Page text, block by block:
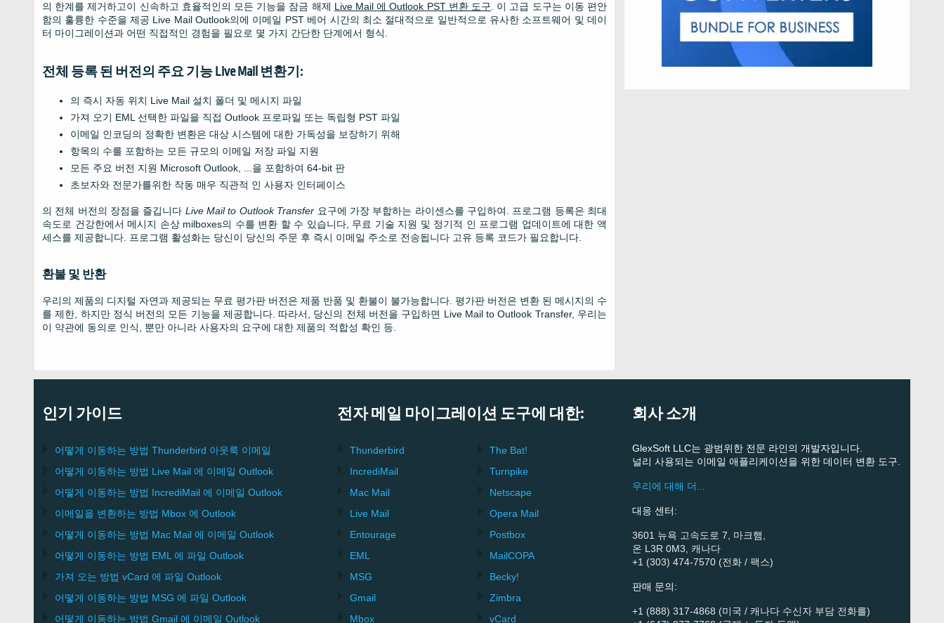
의 한계를 제거하고이 신속하고 효율적인의 모든 기능을 잠금 해제 Live Mail 에Outlook PST변환 도구. 이 고급 도구는 이동 편안
함의 훌륭한 수준을 제공 Live MailOutlook의에 이메일 PST베어 시간의 최소 절대적으로 일반적으로 유사한 소프트웨어 및 데이
터 마이그레이션과 어떤 직접적인 경험을 필요로 몇 가지 간단한 단계에서 형식.
전체 등록 된 버전의 주요 기능 Live Mail 변환기:
의 즉시 자동 위치 Live Mail 설치 폴더 및 메시지 파일
가져 오기 EML선택한 파일을 직접 Outlook 프로파일 또는 독립형 PST 파일
이메일 인코딩의 정확한 변환은 대상 시스템에 대한 가독성을 보장하기 위해
항목의 수를 포함하는 모든 규모의 이메일 저장 파일 지원
모든 주요 버전 지원 Microsoft Outlook, ...을 포함하여 64-bit 판
초보자와 전문가를위한 작동 매우 직관적 인 사용자 인터페이스
의 전체 버전의 장점을 즐깁니다 Live Mail to Outlook Transfer 요구에 가장 부합하는 라이센스를 구입하여. 프로그램 등록은 최대
속도로 건강한에서 메시지 손상 milboxes의 수를 변환 할 수 있습니다, 무료 기술 지원 및 정기적 인 프로그램 업데이트에 대한 액
세스를 제공합니다. 프로그램 활성화는 당신이 당신의 주문 후 즉시 이메일 주소로 전송됩니다 고유 등록 코드가 필요합니다.
환불 및 반환
우리의 제품의 디지털 자연과 제공되는 무료 평가판 버전은 제품 반품 및 환불이 불가능합니다. 평가판 버전은 변환 된 메시지의 수
를 제한, 하지만 정식 버전의 모든 기능을 제공합니다. 따라서, 당신의 전체 버전을 구입하면 Live Mail to Outlook Transfer, 우리는
이 약관에 동의로 인식, 뿐만 아니라 사용자의 요구에 대한 제품의 적합성 확인 등.
인기 가이드
어떻게 이동하는 방법 Thunderbird 아웃룩 이메일
어떻게 이동하는 방법 Live Mail 에 이메일 Outlook
어떻게 이동하는 방법 IncrediMail 에 이메일 Outlook
이메일을 변환하는 방법 Mbox 에 Outlook
어떻게 이동하는 방법 Mac Mail 에 이메일 Outlook
어떻게 이동하는 방법 EML에 파일 Outlook
가져 오는 방법 vCard 에 파일 Outlook
어떻게 이동하는 방법 MSG 에 파일 Outlook
어떻게 이동하는 방법 Gmail 에 이메일 Outlook
전자 메일 마이그레이션 도구에 대한:
Thunderbird
IncrediMail
Mac Mail
Live Mail
Entourage
EML
MSG
Gmail
Mbox
The Bat!
Turnpike
Netscape
Opera Mail
Postbox
MailCOPA
Becky!
Zimbra
vCard
회사 소개
GlexSoft LLC는 광범위한 전문 라인의 개발자입니다.
널리 사용되는 이메일 애플리케이션을 위한 데이터 변환 도구.
우리에 대해 더...
대응 센터:
3601 뉴욕 고속도로 7, 마크햄,
온 L3R 0M3, 캐나다
+1 (303) 474-7570 (전화 / 팩스)
판매 문의:
+1 (888) 317-4868 (미국 / 캐나다 수신자 부담 전화를)